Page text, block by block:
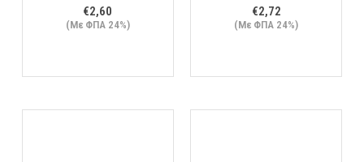
€2,60
(Με ΦΠΑ 24%)
€2,72
(Με ΦΠΑ 24%)